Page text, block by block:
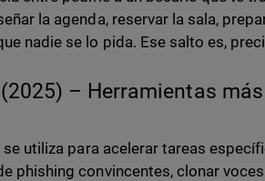
la agenda, reservar la sala,
nadie se lo pida. Ese salto es,
(2025) – Herramientas
utiliza para acelerar tareas
phishing convincentes, clonar